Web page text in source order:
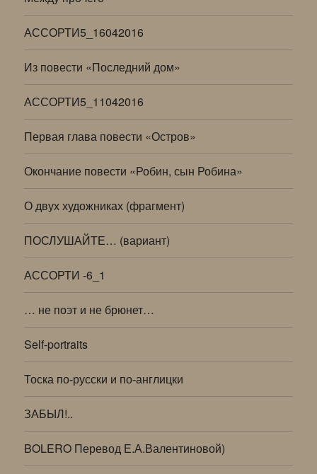
АССОРТИ5_16042016
Из повести «Последний дом»
АССОРТИ5_11042016
Первая глава повести «Остров»
Окончание повести «Робин, сын Робина»
О двух художниках (фрагмент)
ПОСЛУШАЙТЕ… (вариант)
АССОРТИ -6_1
… не поэт и не брюнет…
Self-portraits
Тоска по-русски и по-англицки
ЗАБЫЛ!..
BOLERO Перевод Е.А.Валентиновой)